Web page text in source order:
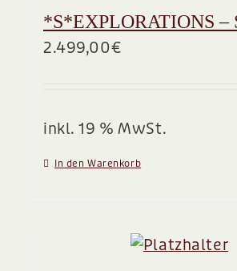
*S*EXPLORATIONS –
2.499,00€
inkl. 19 % MwSt.
In den Warenkorb